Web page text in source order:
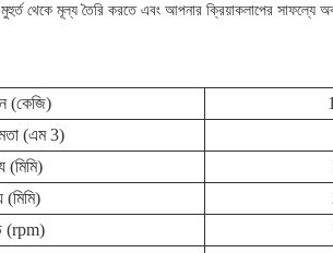
থেকে মূল্য তৈরি করতে এবং আপনার ক্রিয়াকলাপের সাফল্যে
(কেজি)
(এম 3)
(মিমি)
(মিমি)
(rpm)